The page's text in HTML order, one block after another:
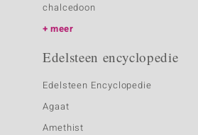
chalcedoon
meer
Edelsteen encyclopedie
Edelsteen Encyclopedie
Agaat
Amethist